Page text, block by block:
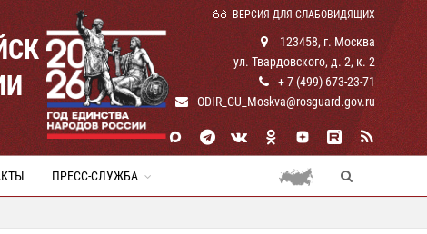
ВЕРСИЯ ДЛЯ СЛАБОВИДЯЩИХ
123458, г. Москва
ул. Твардовского, д. 2, к. 2
+ 7 (499) 673-23-71
ODIR_GU_Moskva@rosguard.gov.ru
ПРЕСС-СЛУЖБА